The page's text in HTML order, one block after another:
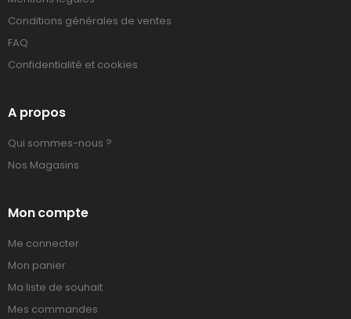
Conditions générales de ventes
FAQ
Confidentialité et cookies
A propos
Qui sommes-nous ?
Nos Magasins
Mon compte
Me connecter
Mon panier
Ma liste de souhait
Mes commandes